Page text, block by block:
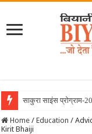
साकुरा साइंस प्रोग्राम-
Home / Education /
Kirit Bhaiji